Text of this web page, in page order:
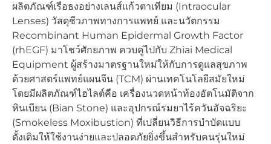
ผลิตภัณฑ์เรือธงอย่างเลนส์แก้วตาเทียม (Intraocular
Lenses) วัสดุชีวภาพทางการแพทย์ และนวัตกรรม
Recombinant Human Epidermal Growth Factor
(rhEGF) มาโชว์ศักยภาพ ควบคู่ไปกับ Zhiai Medical
Equipment ผู้สร้างมาตรฐานใหม่ให้กับการดูแลสุขภาพ
ด้วยศาสตร์แพทย์แผนจีน (TCM) ผ่านเทคโนโลยีสมัยใหม่
โดยมีผลิตภัณฑ์ไฮไลต์คือ เครื่องนวดหน้าท้องอัตโนมัติจาก
หินเบียน (Bian Stone) และอุปกรณ์รมยาไร้ควันอัจฉริยะ
(Smokeless Moxibustion) ที่เปลี่ยนวิธีการบำบัดแบบ
ดั้งเดิมให้ใช้งานง่ายและปลอดภัยยิ่งขึ้นสำหรับคนรุ่นใหม่